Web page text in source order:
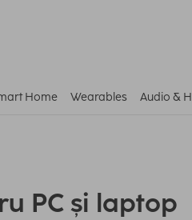
Home Wearables Audio &
PC și laptop